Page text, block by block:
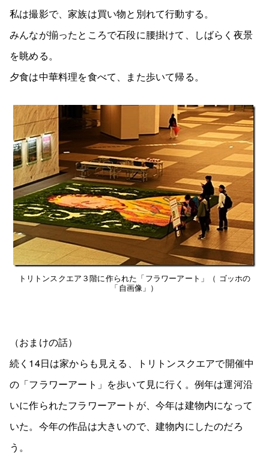
私は撮影で、家族は買い物と別れて行動する。
みんなが揃ったところで石段に腰掛けて、しばらく夜景
を眺める。
夕食は中華料理を食べて、また歩いて帰る。
トリトンスクエア３階に作られた「フラワーアート」（ ゴッホの
「自画像」）
（おまけの話）
続く14日は家からも見える、トリトンスクエアで開催中
の「フラワーアート」を歩いて見に行く。例年は運河沿
いに作られたフラワーアートが、今年は建物内になって
いた。今年の作品は大きいので、建物内にしたのだろ
う。